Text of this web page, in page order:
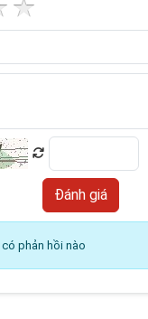
phản hồi nào